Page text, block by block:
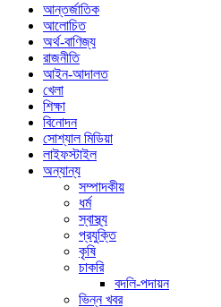
আন্তর্জাতিক
আলোচিত
অর্থ-বাণিজ্য
রাজনীতি
আইন-আদালত
খেলা
শিক্ষা
বিনোদন
সোশ্যাল মিডিয়া
লাইফস্টাইল
অন্যান্য
সম্পাদকীয়
ধর্ম
স্বাস্থ্য
প্রযুক্তি
কৃষি
চাকরি
বদলি-পদায়ন
ভিন্ন খবর